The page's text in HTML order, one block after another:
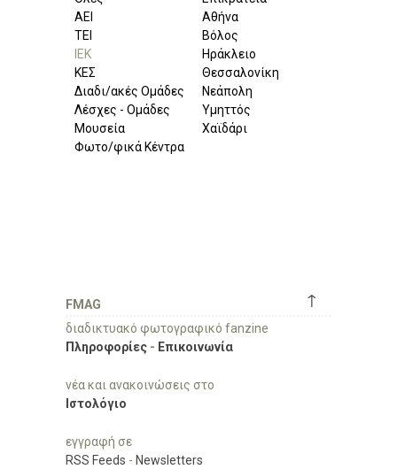
ΑΕΙ
ΤΕΙ
ΙΕΚ
ΚΕΣ
Διαδι/ακές Ομάδες
Λέσχες - Ομάδες
Μουσεία
Φωτο/φικά Κέντρα
Αθήνα
Βόλος
Ηράκλειο
Θεσσαλονίκη
Νεάπολη
Υμηττός
Χαϊδάρι
↑
FMAG
διαδικτυακό φωτογραφικό fanzine
Πληροφορίες - Επικοινωνία
νέα και ανακοινώσεις στο
Ιστολόγιο
εγγραφή σε
RSS Feeds - Newsletters